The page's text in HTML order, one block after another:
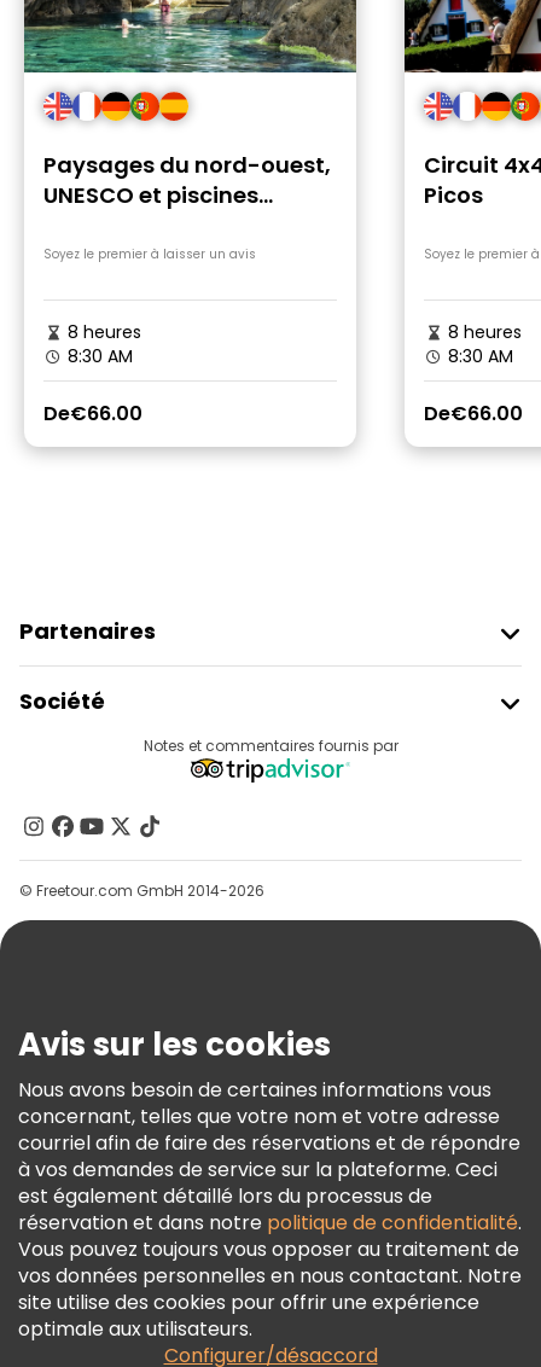
Paysages du nord-ouest,
UNESCO et piscines
Soyez le premier à laisser un avis
8 heures
8:30 AM
De€66.00
Circuit
Picos
Soyez le premier
8 heures
8:30 AM
De€66.00
Partenaires
Connexion Du Fournisseur
Programme D’affiliation
Société
Contactez-Nous
Groupes
Aide
Conditions Générales Et Mentions Légales
Politique En Matière De Cookies
Freetour Prix
Programme De Fidélité
Notes et commentaires fournis par
© Freetour.com GmbH 2014-2026
Avis sur les cookies
Nous avons besoin de certaines informations vous
concernant, telles que votre nom et votre adresse
courriel afin de faire des réservations et de répondre
à vos demandes de service sur la plateforme. Ceci
est également détaillé lors du processus de
réservation et dans notre politique de confidentialité.
Vous pouvez toujours vous opposer au traitement de
vos données personnelles en nous contactant. Notre
site utilise des cookies pour offrir une expérience
optimale aux utilisateurs.
Configurer/désaccord